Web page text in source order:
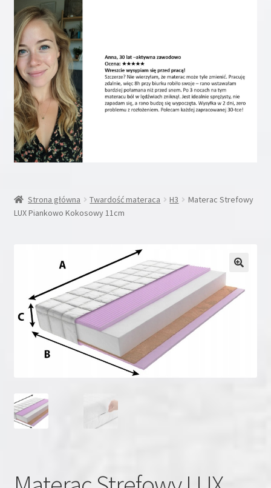
Inne
Moje konto
Koszyk
Blog
Kontakt
Strona główna Twardość materaca H3
Materac Strefowy
LUX Piankowo Kokosowy 11cm